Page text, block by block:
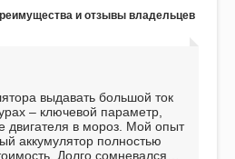
и отзывы владельцев
выдавать большой ток
– ключевой параметр,
двигателя в мороз. Мой опыт
аккумулятор полностью
Долго сомневался